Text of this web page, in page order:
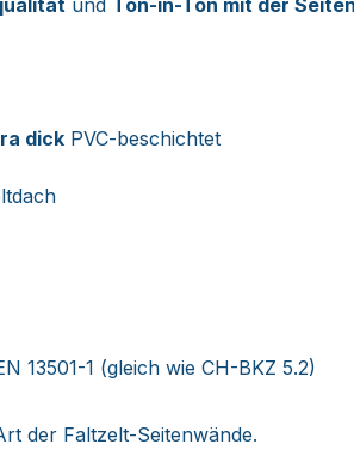
und Ton-in-Ton mit der
dick PVC-beschichtet
13501-1 (gleich wie CH-BKZ 5.2)
der Faltzelt-Seitenwände.